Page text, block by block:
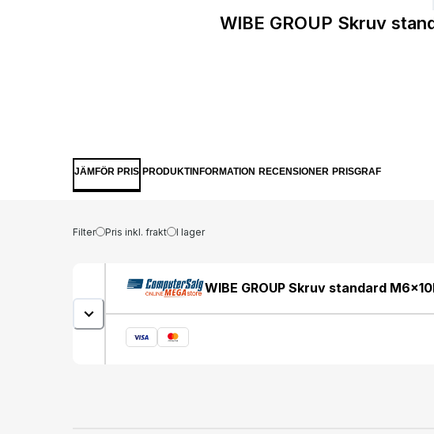
WIBE GROUP Skruv
JÄMFÖR PRIS PRODUKTINFORMATION RECENSIONER PRISGRAF
Filter Pris inkl. frakt I lager